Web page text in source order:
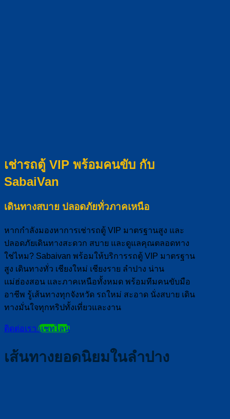
เช่ารถตู้ VIP พร้อมคนขับ กับ
SabaiVan
เดินทางสบาย ปลอดภัยทั่วภาคเหนือ
หากกำลังมองหาการเช่ารถตู้ VIP มาตรฐานสูง และ
ปลอดภัยเดินทางสะดวก สบาย และดูแลคุณตลอดทาง
ใช่ไหม? Sabaivan พร้อมให้บริการรถตู้ VIP มาตรฐาน
สูง เดินทางทั่ว เชียงใหม่ เชียงราย ลำปาง น่าน
แม่ฮ่องสอน และภาคเหนือทั้งหมด พร้อมทีมคนขับมือ
อาชีพ รู้เส้นทางทุกจังหวัด รถใหม่ สะอาด นั่งสบาย เดิน
ทางมั่นใจทุกทริปทั้งเที่ยวและงาน
ติดต่อเรา แชทไลน์
เส้นทางยอดนิยมในลำปาง